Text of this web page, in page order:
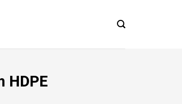
HDPE